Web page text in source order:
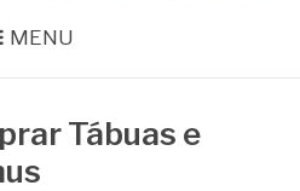
MENU
Tábuas e